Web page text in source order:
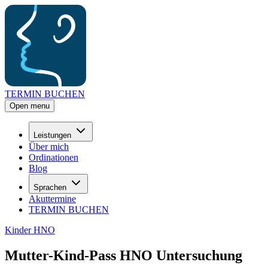
TERMIN BUCHEN
Open menu
Leistungen
Über mich
Ordinationen
Blog
Sprachen
Akuttermine
TERMIN BUCHEN
Kinder HNO
Mutter-Kind-Pass HNO Untersuchung